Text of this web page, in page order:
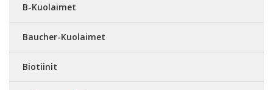
B-Kuolaimet
Baucher-Kuolaimet
Biotiinit